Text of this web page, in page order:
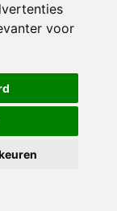
voor
in
Enkel
op